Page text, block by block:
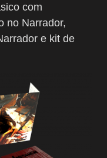
com
no Narrador,
e kit de